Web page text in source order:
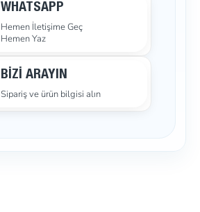
WHATSAPP
Hemen İletişime Geç
Hemen Yaz
BİZİ ARAYIN
Sipariş ve ürün bilgisi alın